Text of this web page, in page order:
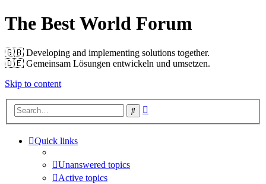
The Best World Forum
🇬🇧️ Developing and implementing solutions together.
🇩🇪️ Gemeinsam Lösungen entwickeln und umsetzen.
Skip to content
Search
Quick links
Unanswered topics
Active topics